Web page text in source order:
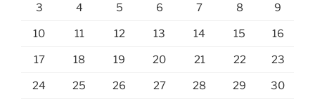
3 4 5 6 7 8 9
10 11 12 13 14 15 16
17 18 19 20 21 22 23
24 25 26 27 28 29 30